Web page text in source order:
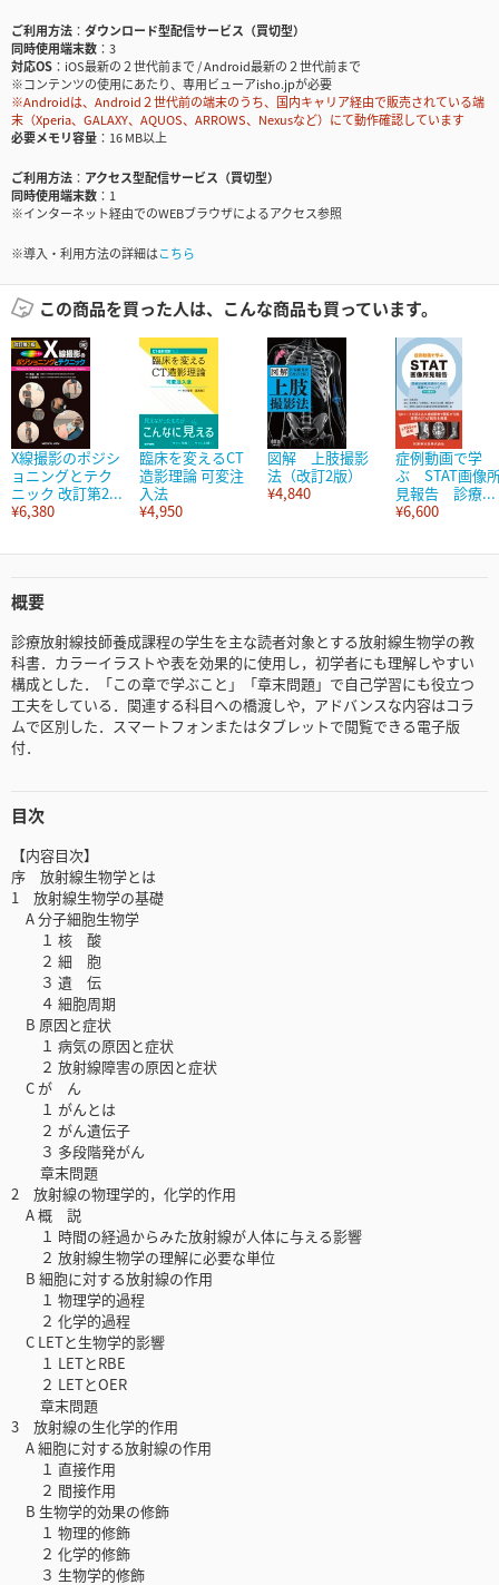
ご利用方法
ダウンロード型配信サービス（買切型）
同時使用端末数
3
対応OS
iOS最新の２世代前まで / Android最新の２世代前まで
※コンテンツの使用にあたり、専用ビューアisho.jpが必要
※Androidは、Android２世代前の端末のうち、国内キャリア経由で販売されている端
末（Xperia、GALAXY、AQUOS、ARROWS、Nexusなど）にて動作確認しています
必要メモリ容量
16 MB以上
ご利用方法
アクセス型配信サービス（買切型）
同時使用端末数
1
※インターネット経由でのWEBブラウザによるアクセス参照
※導入・利用方法の詳細はこちら
この商品を買った人は、こんな商品も買っています。
X線撮影のポジシ
ョニングとテク
ニック 改訂第2...
¥6,380
臨床を変えるCT
造影理論 可変注
入法
¥4,950
図解 上肢撮影
法（改訂2版）
¥4,840
症例動画で学
ぶ STAT画像
見報告 診療...
¥6,600
概要
診療放射線技師養成課程の学生を主な読者対象とする放射線生物学の教
科書．カラーイラストや表を効果的に使用し，初学者にも理解しやすい
構成とした．「この章で学ぶこと」「章末問題」で自己学習にも役立つ
工夫をしている．関連する科目への橋渡しや，アドバンスな内容はコラ
ムで区別した．スマートフォンまたはタブレットで閲覧できる電子版
付．
目次
【内容目次】
序 放射線生物学とは
1 放射線生物学の基礎
A 分子細胞生物学
１ 核 酸
２ 細 胞
３ 遺 伝
４ 細胞周期
B 原因と症状
１ 病気の原因と症状
２ 放射線障害の原因と症状
C が ん
１ がんとは
２ がん遺伝子
３ 多段階発がん
章末問題
2 放射線の物理学的，化学的作用
A 概 説
１ 時間の経過からみた放射線が人体に与える影響
２ 放射線生物学の理解に必要な単位
B 細胞に対する放射線の作用
１ 物理学的過程
２ 化学的過程
C LETと生物学的影響
１ LETとRBE
２ LETとOER
章末問題
3 放射線の生化学的作用
A 細胞に対する放射線の作用
１ 直接作用
２ 間接作用
B 生物学的効果の修飾
１ 物理的修飾
２ 化学的修飾
３ 生物学的修飾